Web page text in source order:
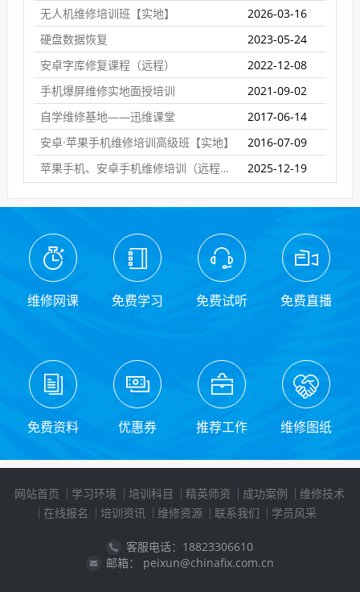
无人机维修培训班【实地】
2026-03-16
硬盘数据恢复
2023-05-24
安卓字库修复课程（远程）
2022-12-08
手机爆屏维修实地面授培训
2021-09-02
自学维修基地——迅维课堂
2017-06-14
安卓·苹果手机维修培训高级班【实地】
2016-07-09
苹果手机、安卓手机维修培训（远程网络班）
2025-12-19
维修网课 免费学习 免费试听 免费直播
免费资料 优惠券 推荐工作 维修图纸
网站首页 学习环境 培训科目 精英师资 成功案例
维修技术
在线报名
培训资讯 维修资源 联系我们 学员风采
客服电话：18823306610
邮箱： peixun@chinafix.com.cn